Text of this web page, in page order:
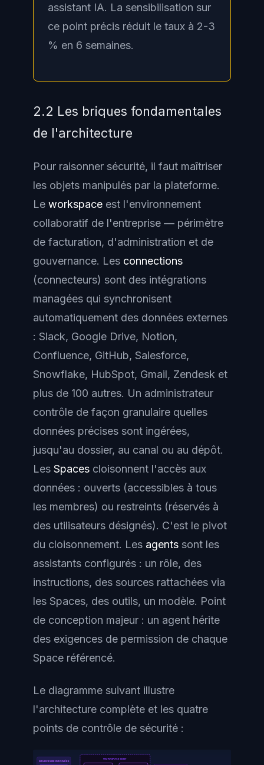
assistant IA. La sensibilisation sur
ce point précis réduit le taux à 2-3
% en 6 semaines.
2.2 Les briques fondamentales
de l'architecture
Pour raisonner sécurité, il faut maîtriser
les objets manipulés par la plateforme.
Le workspace est l'environnement
collaboratif de l'entreprise — périmètre
de facturation, d'administration et de
gouvernance. Les connections
(connecteurs) sont des intégrations
managées qui synchronisent
automatiquement des données externes
: Slack, Google Drive, Notion,
Confluence, GitHub, Salesforce,
Snowflake, HubSpot, Gmail, Zendesk et
plus de 100 autres. Un administrateur
contrôle de façon granulaire quelles
données précises sont ingérées,
jusqu'au dossier, au canal ou au dépôt.
Les Spaces cloisonnent l'accès aux
données : ouverts (accessibles à tous
les membres) ou restreints (réservés à
des utilisateurs désignés). C'est le pivot
du cloisonnement. Les agents sont les
assistants configurés : un rôle, des
instructions, des sources rattachées via
les Spaces, des outils, un modèle. Point
de conception majeur : un agent hérite
des exigences de permission de chaque
Space référencé.
Le diagramme suivant illustre
l'architecture complète et les quatre
points de contrôle de sécurité :
SOURCES DE DONNÉES
WORKSPACE DUST